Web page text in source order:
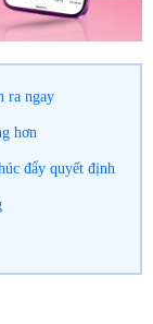
ra ngay
hơn
đẩy quyết định